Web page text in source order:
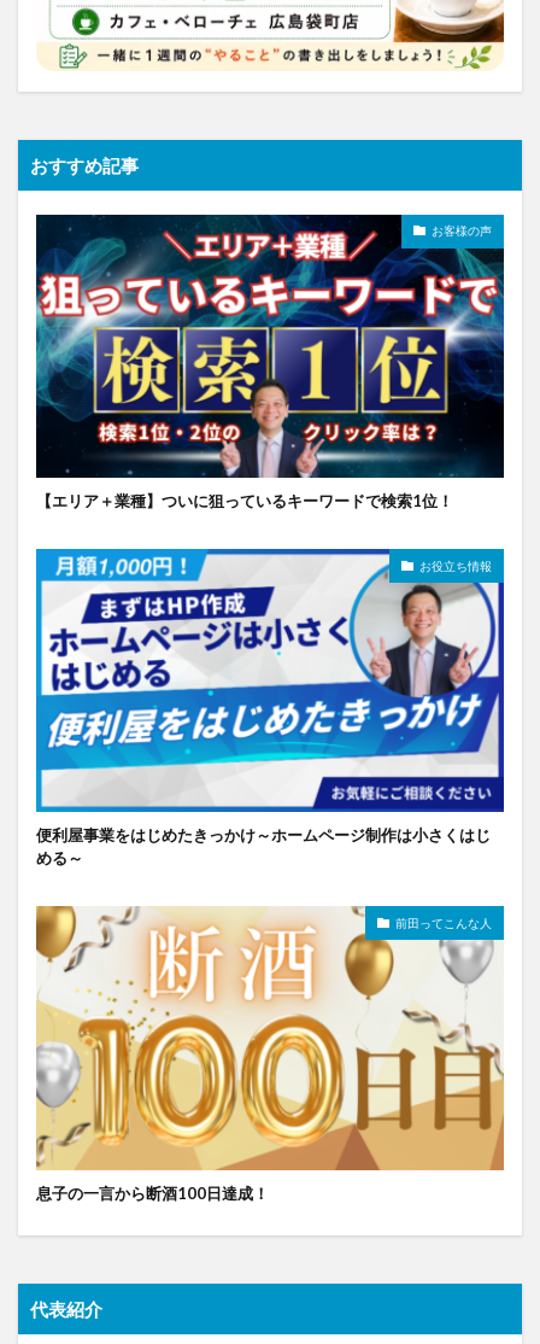
おすすめ記事
お客様の声
【エリア＋業種】ついに狙っているキーワードで検索1位！
お役立ち情報
便利屋事業をはじめたきっかけ～ホームページ制作は小さくはじ
める～
前田ってこんな人
息子の一言から断酒100日達成！
代表紹介